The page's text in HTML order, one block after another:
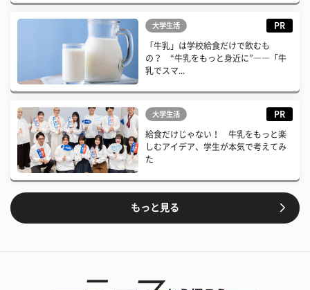
大学生活 PR
「牛乳」は学校給食だけで飲むも
の？ “牛乳をもっと身近に”――「牛
乳でスマ...
大学生活 PR
給食だけじゃない！ 牛乳をもっと楽
しむアイデア、学生が本気で考えてみ
た
もっと見る